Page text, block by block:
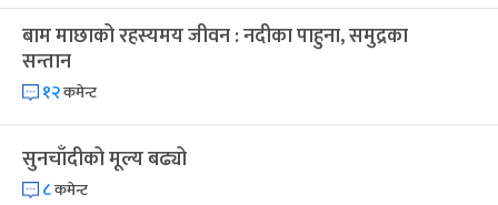
३
मंगल
महानवमी २ महिना बाँकी
४
५ पापा‌ङ्कुशा एकादशी व्रत
बाम माछाको रहस्यमय जीवन : नदीका पाहुना, समुद्रका
सन्तान
१२कमेन्ट
सुनचाँदीको मूल्य बढ्यो
८कमेन्ट